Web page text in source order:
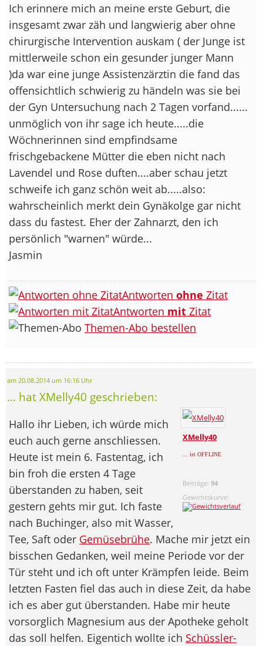
Ich erinnere mich an meine erste Geburt, die
insgesamt zwar zäh und langwierig aber ohne
chirurgische Intervention auskam ( der Junge ist
mittlerweile schon ein gesunder junger Mann
)da war eine junge Assistenzärztin die fand das
offensichtlich schwierig zu händeln was sie bei
der Gyn Untersuchung nach 2 Tagen vorfand......
unmöglich von ihr sage ich heute.....die
Wöchnerinnen sind empfindsame
frischgebackene Mütter die eben nicht nach
Lavendel und Rose duften....aber schau jetzt
schweife ich ganz schön weit ab.....also:
wahrscheinlich merkt dein Gynäkolge gar nicht
dass du fastest. Eher der Zahnarzt, den ich
persönlich "warnen" würde...
Jasmin
Antworten ohne Zitat
Antworten mit Zitat
Themen-Abo bestellen
am 20.08.2014 um 16:16 Uhr
... hat XMelly40 geschrieben:
XMelly40
... ist OFFLINE
Beiträge:94
Gewichtskurve:
Hallo ihr Lieben, ich würde mich
euch auch gerne anschliessen.
Heute ist mein 6. Fastentag, ich
bin froh die ersten 4 Tage
überstanden zu haben, seit
gestern gehts mir gut. Ich faste
nach Buchinger, also mit Wasser,
Tee, Saft oder Gemüsebrühe. Mache mir jetzt ein
bisschen Gedanken, weil meine Periode vor der
Tür steht und ich oft unter Krämpfen leide. Beim
letzten Fasten fiel das auch in diese Zeit, da habe
ich es aber gut überstanden. Habe mir heute
vorsorglich Magnesium aus der Apotheke geholt
das soll helfen. Eigentich wollte ich Schüssler-